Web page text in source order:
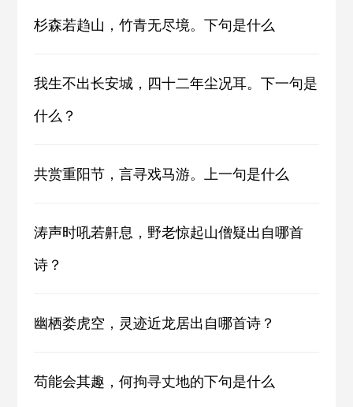
杉森若趋山，竹青无尽境。下句是什么
我生不出长安城，四十二年尘况耳。下一句是
什么？
共赏重阳节，言寻戏马游。上一句是什么
涛声时吼若鼾息，野老惊起山僧疑出自哪首
诗？
幽栖娄虎空，灵迹近龙居出自哪首诗？
苟能会其趣，何拘寻丈地的下句是什么